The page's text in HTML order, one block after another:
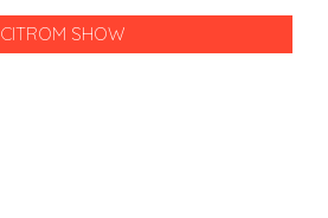
CITROM SHOW